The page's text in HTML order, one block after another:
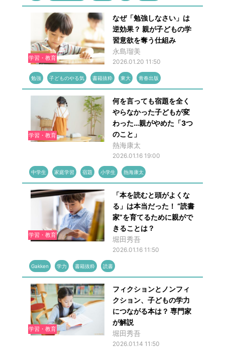
学習・教育
なぜ「勉強しなさい」は
逆効果？ 親が子どもの学
習意欲を奪う仕組み
永島瑠美
2026.01.20 11:50
勉強 子どものやる気 書籍抜粋 東大 青春出版
学習・教育
何を言っても宿題を全く
やらなかった子どもが変
わった…親がやめた「3つ
のこと」
熱海康太
2026.01.16 19:00
中学生 家庭学習 宿題 小学生 熱海康太
学習・教育
「本を読むと頭がよくな
る」は本当だった！ “読書
家”を育てるために親がで
きることは？
堀田秀吾
2026.01.16 11:50
Gakken 学力 書籍抜粋 読書
学習・教育
フィクションとノンフィ
クション、子どもの学力
につながる本は？ 専門家
が解説
堀田秀吾
2026.01.14 11:50